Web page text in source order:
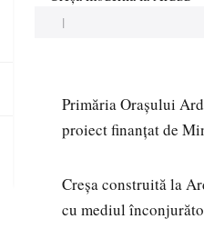
|
Primăria Orașului
proiect finanțat de
Creșa construită la
cu mediul